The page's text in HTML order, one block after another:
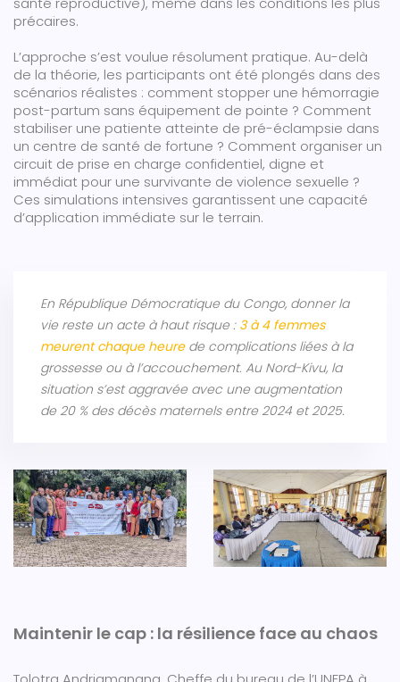
précaires.
L’approche s’est voulue résolument pratique. Au-delà
de la théorie, les participants ont été plongés dans des
scénarios réalistes : comment stopper une hémorragie
post-partum sans équipement de pointe ? Comment
stabiliser une patiente atteinte de pré-éclampsie dans
un centre de santé de fortune ? Comment organiser un
circuit de prise en charge confidentiel, digne et
immédiat pour une survivante de violence sexuelle ?
Ces simulations intensives garantissent une capacité
d’application immédiate sur le terrain.
En République Démocratique du Congo, donner la
vie reste un acte à haut risque : 3 à 4 femmes
meurent chaque heurede complications liées à la
grossesse ou à l’accouchement. Au Nord-Kivu, la
situation s’est aggravée avec une augmentation
de 20 % des décès maternels entre 2024 et 2025.
Maintenir le cap : la résilience face au chaos